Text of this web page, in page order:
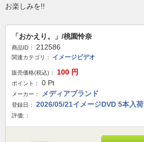
お楽しみを!!
「おかえり。」/桃園怜奈
商品ID： 212586
関連カテゴリ： イメージビデオ
販売価格(税込)： 100 円
ポイント： 0 Pt
メーカー： メディアブランド
登録日： 2026/05/21イメージDVD 5本入荷
評価:：